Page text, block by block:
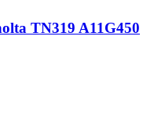
TN319 A11G450